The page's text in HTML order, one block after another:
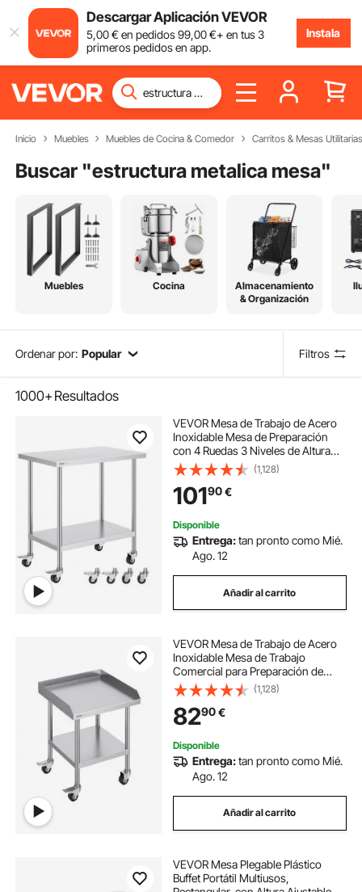
Descargar Aplicación VEVOR
5,00€ en pedidos99,00€+ en tus 3
primeros pedidos en app.
Instala
Inicio Muebles Muebles de Cocina & Comedor Carritos & Mesas Utilitarias
Buscar "estructura metalica mesa"
Muebles Cocina
Almacenamiento
& Organización
Ordenar por: Popular Filtros
1000+Resultados
VEVOR Mesa de Trabajo de Acero
Inoxidable Mesa de Preparación
con 4 Ruedas 3 Niveles de Altura
Ajustable Mesa de Trabajo de
Preparación de Alimentos para
Cocinas Restaurantes Comerciales
91,4x61 cm
(1,128)
10190€
Disponible
Entrega:tan pronto como Mié.
Ago. 12
Añadir al carrito
VEVOR Mesa de Trabajo de Acero
Inoxidable Mesa de Trabajo
Comercial para Preparación de
Alimentos con 4 Ruedas
Salpicadero de 3 Lados Mesa de
Trabajo 610x610x762 mm Mesa de
Trabajo para Restaurante
(1,128)
8290€
Disponible
Entrega:tan pronto como Mié.
Ago. 12
Añadir al carrito
VEVOR Mesa Plegable Plástico
Buffet Portátil Multiusos,